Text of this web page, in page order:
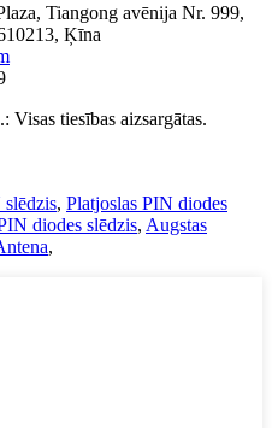
Tiangong avēnija Nr. 999,
Ķīna
tiesības aizsargātas.
slēdzis, Platjoslas PIN diodes
diodes slēdzis, Augstas
,